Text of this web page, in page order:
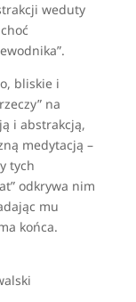
weduty
bliskie i
na
i abstrakcją,
medytacją –
tych
odkrywa nim
mu
końca.